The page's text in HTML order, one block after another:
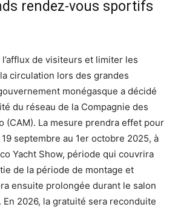
rendez-vous sportifs
de visiteurs et limiter les
circulation lors des grandes
monégasque a décidé
du réseau de la Compagnie des
(CAM). La mesure prendra effet pour
septembre au 1er octobre 2025, à
Yacht Show, période qui couvrira
de la période de montage et
ensuite prolongée durant le salon
En 2026, la gratuité sera reconduite